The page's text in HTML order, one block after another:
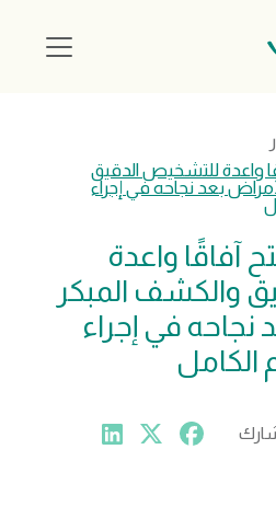
واعدة للتشخيص الدقيق
بعد نجاحه في إجراء
آفاقًا واعدة
والكشف المبكر
في إجراء
الكامل